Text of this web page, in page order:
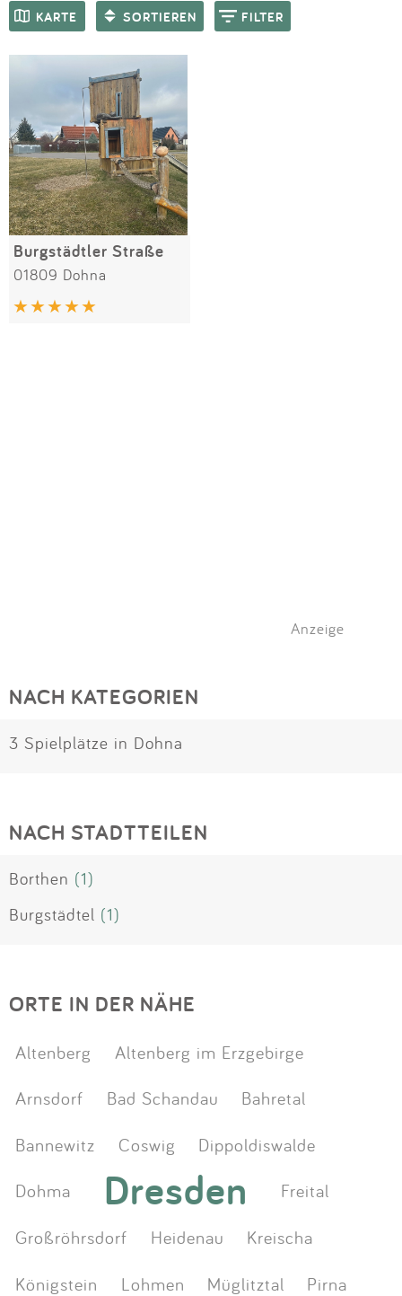
Anmelden
KARTE SORTIEREN FILTER
SPIELGERÄTE
Burgstädtler Straße
01809 Dohna
Anzeige
NACH KATEGORIEN
3 Spielplätze in Dohna
NACH STADTTEILEN
Borthen (1)
Burgstädtel (1)
ORTE IN DER NÄHE
Altenberg
Altenberg im Erzgebirge
Arnsdorf
Bad Schandau
Bahretal
Bannewitz
Coswig
Dippoldiswalde
Dohma
Dresden
Freital
Großröhrsdorf
Heidenau
Kreischa
Königstein
Lohmen Müglitztal
Pirna